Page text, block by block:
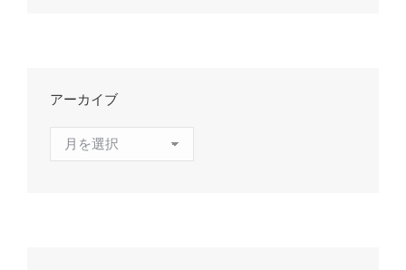
アーカイブ